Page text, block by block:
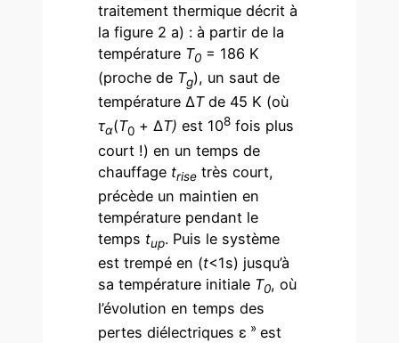
traitement thermique décrit à
la figure 2 a) : à partir de la
température T0 = 186 K
(proche de Tg), un saut de
température ΔTde 45 K (où
τα(T0 + ΔT)est 108 fois plus
court !) en un temps de
chauffage trise très court,
précède un maintien en
température pendant le
temps tup. Puis le système
est trempé en (t<1s) jusqu’à
sa température initiale T0, où
l’évolution en temps des
pertes diélectriques ε » est